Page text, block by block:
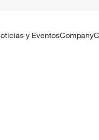
Noticias y Eventos Company